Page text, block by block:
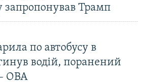
запропонував Трамп
по автобусу в
водій, поранений
ОВА